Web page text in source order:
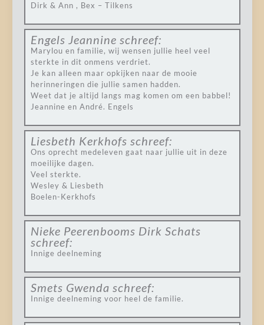
Dirk & Ann , Bex – Tilkens
Engels Jeannine schreef:
Marylou en familie, wij wensen jullie heel veel
sterkte in dit onmens verdriet.
Je kan alleen maar opkijken naar de mooie
herinneringen die jullie samen hadden.
Weet dat je altijd langs mag komen om een babbel!
Jeannine en André. Engels
Liesbeth Kerkhofs schreef:
Ons oprecht medeleven gaat naar jullie uit in deze
moeilijke dagen.
Veel sterkte.
Wesley & Liesbeth
Boelen-Kerkhofs
Nieke Peerenbooms Dirk Schats
schreef:
Innige deelneming
Smets Gwenda schreef:
Innige deelneming voor heel de familie.